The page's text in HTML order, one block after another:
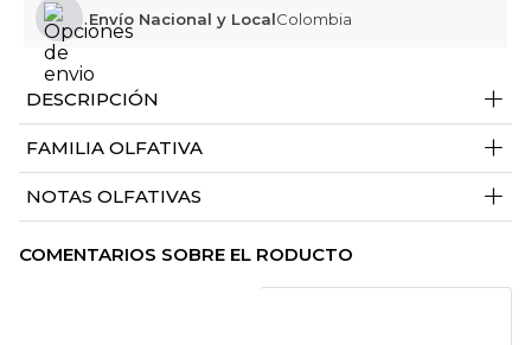
Envío Nacional y LocalColombia
DESCRIPCIÓN +
FAMILIA OLFATIVA +
NOTAS OLFATIVAS +
COMENTARIOS SOBRE EL RODUCTO